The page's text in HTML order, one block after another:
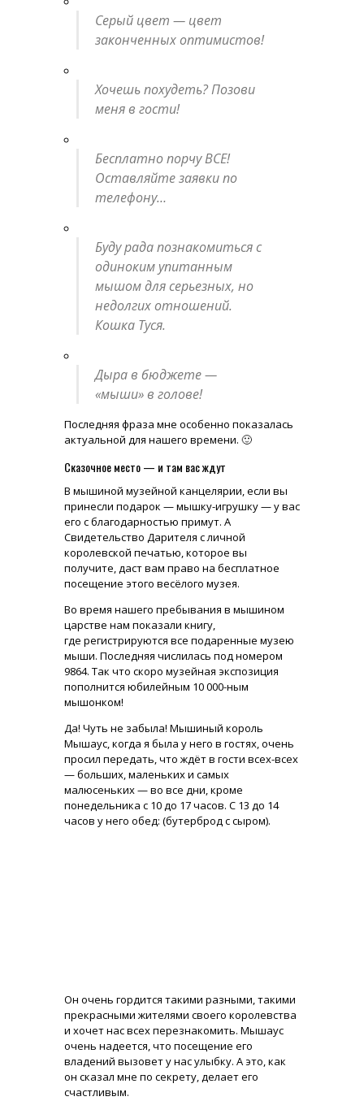
Серый цвет — цвет
законченных оптимистов!
Хочешь похудеть? Позови
меня в гости!
Бесплатно порчу ВСЕ!
Оставляйте заявки по
телефону…
Буду рада познакомиться с
одиноким упитанным
мышом для серьезных, но
недолгих отношений.
Кошка Туся.
Дыра в бюджете —
«мыши» в голове!
Последняя фраза мне особенно показалась
актуальной для нашего времени. 🙂
Сказочное место — и там вас ждут
В мышиной музейной канцелярии, если вы
принесли подарок — мышку-игрушку — у вас
его с благодарностью примут. А
Свидетельство Дарителя с личной
королевской печатью, которое вы
получите, даст вам право на бесплатное
посещение этого весёлого музея.
Во время нашего пребывания в мышином
царстве нам показали книгу,
где регистрируются все подаренные музею
мыши. Последняя числилась под номером
9864. Так что скоро музейная экспозиция
пополнится юбилейным 10 000-ным
мышонком!
Да! Чуть не забыла! Мышиный король
Мышаус, когда я была у него в гостях, очень
просил передать, что ждёт в гости всех-всех
— больших, маленьких и самых
малюсеньких — во все дни, кроме
понедельника с 10 до 17 часов. С 13 до 14
часов у него обед: (бутерброд с сыром).
Он очень гордится такими разными, такими
прекрасными жителями своего королевства
и хочет нас всех перезнакомить. Мышаус
очень надеется, что посещение его
владений вызовет у нас улыбку. А это, как
он сказал мне по секрету, делает его
счастливым.